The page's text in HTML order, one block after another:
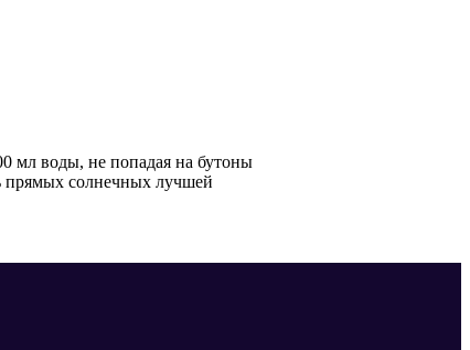
мл воды, не попадая на бутоны
прямых солнечных лучшей